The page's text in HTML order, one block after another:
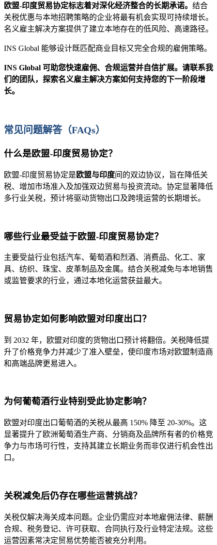
欧盟-印度贸易协定标志着对深化经济整合的长期承诺。 结合
关税优惠与本地招聘策略的企业将最有机会实现可持续增长。
名义雇主解决方案提供了建立本地存在的低风险、高速路径。
INS Global 能够设计既匹配商业目标又完全合规的雇佣策略。
INS Global 可助您快速雇佣、合规运营并自信扩展。请联系我
们的团队，探索名义雇主解决方案如何支持您的下一阶段增
长。
常见问题解答（FAQs）
什么是欧盟-印度贸易协定？
欧盟-印度贸易协定是 欧盟与印度间的双边协议，旨在降低关
税、增加市场准入及加强双边贸易与投资流动。协定显著降低
多行业关税，预计将驱动货物出口及跨境运营的长期增长。
哪些行业最受益于欧盟-印度贸易协定？
主要受益行业包括汽车、葡萄酒和烈酒、消费品、化工、家
具、纺织、珠宝、皮革制品及金属。结合关税减免与本地销售
或监管要求的行业，通过本地化运营获益最大。
贸易协定如何影响欧盟对印度出口？
到 2032 年，欧盟对印度的货物出口预计将翻倍。关税降低提
升了价格竞争力并减少了准入壁垒，使印度市场对欧盟制造商
和高端品牌更易进入。
为何葡萄酒行业特别受此协定影响？
欧盟对印度出口葡萄酒的关税从最高 150% 降至 20-30%。这
显著提升了欧洲葡萄酒生产商、分销商及品牌所有者的价格竞
争力与市场可行性，支持其建立长期业务而非仅进行机会性出
口。
关税减免后仍存在哪些运营挑战？
关税仅解决海关成本问题。企业仍需应对本地雇佣法律、薪酬
合规、税务登记、许可获取、合同执行及行业特定法规。这些
运营因素常决定贸易优势能否被充分利用。